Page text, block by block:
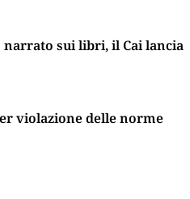
sui libri, il Cai lancia
violazione delle norme